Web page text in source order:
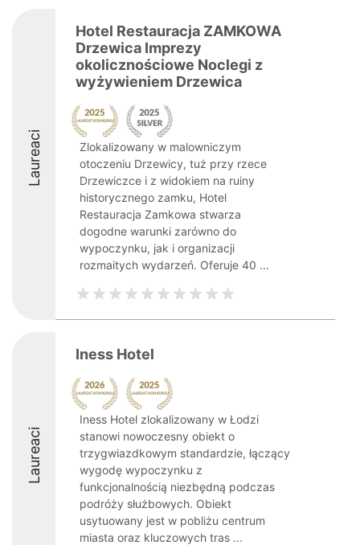
Laureaci
Hotel Restauracja ZAMKOWA
Drzewica Imprezy
okolicznościowe Noclegi z
wyżywieniem Drzewica
Zlokalizowany w malowniczym
otoczeniu Drzewicy, tuż przy rzece
Drzewiczce i z widokiem na ruiny
historycznego zamku, Hotel
Restauracja Zamkowa stwarza
dogodne warunki zarówno do
wypoczynku, jak i organizacji
rozmaitych wydarzeń. Oferuje 40 ...
Laureaci
Iness Hotel
Iness Hotel zlokalizowany w Łodzi
stanowi nowoczesny obiekt o
trzygwiazdkowym standardzie, łączący
wygodę wypoczynku z
funkcjonalnością niezbędną podczas
podróży służbowych. Obiekt
usytuowany jest w pobliżu centrum
miasta oraz kluczowych tras ...